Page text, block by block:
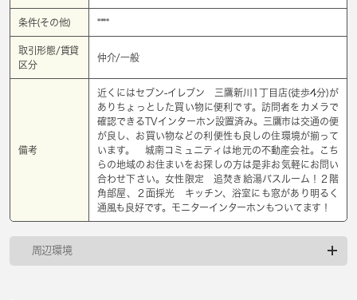
条件(その他) ****
取引形態/賃貸
区分
仲介/一般
備考
近くにはセブン-イレブン 三鷹新川1丁目店(徒歩4分)が
ありちょっとした買い物に便利です。訪問者をカメラで
確認できるTVインターホン設置済み。三鷹市は交通の便
が良し、お買い物などの利便性も良しの住環境が揃って
います。 城南コミュニティは地元の不動産会社。こち
らの地域のお住まいをお探しの方は是非お気軽にお問い
合わせ下さい。女性限定 追焚き給湯バスルーム！２階
角部屋、２面採光 キッチン、浴室にも窓があり明るく
通風も良好です。モニターインターホンもついてます！
周辺環境